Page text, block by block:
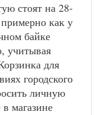
стоят на 28-
как у
байке
учитывая
для
городского
личную
магазине